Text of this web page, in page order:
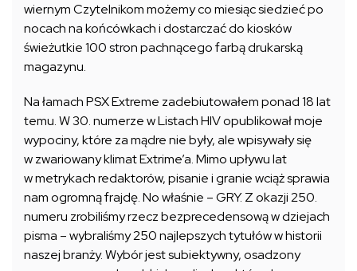
wiernym Czytelnikom możemy co miesiąc siedzieć po
nocach na końcówkach i dostarczać do kiosków
świeżutkie 100 stron pachnącego farbą drukarską
magazynu.
Na łamach PSX Extreme zadebiutowałem ponad 18 lat
temu. W 30. numerze w Listach HIV opublikował moje
wypociny, które za mądre nie były, ale wpisywały się
w zwariowany klimat Extrime’a. Mimo upływu lat
w metrykach redaktorów, pisanie i granie wciąż sprawia
nam ogromną frajdę. No właśnie – GRY. Z okazji 250.
numeru zrobiliśmy rzecz bezprecedensową w dziejach
pisma – wybraliśmy 250 najlepszych tytułów w historii
naszej branży. Wybór jest subiektywny, osadzony